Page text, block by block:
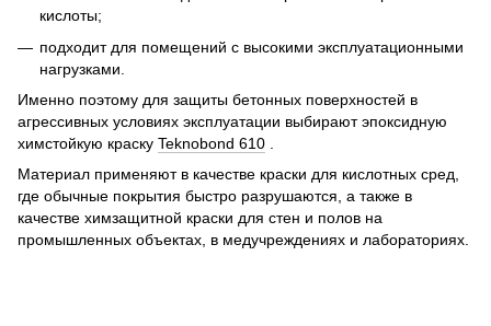
кислоты;
подходит для помещений с высокими эксплуатационными
нагрузками.
Именно поэтому для защиты бетонных поверхностей в
агрессивных условиях эксплуатации выбирают эпоксидную
химстойкую краску Teknobond 610
Материал применяют в качестве краски для кислотных сред,
где обычные покрытия быстро разрушаются, а также в
качестве химзащитной краски для стен и полов на
промышленных объектах, в медучреждениях и лабораториях.